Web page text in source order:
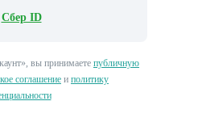
Сбер ID
вы принимаете публичную
соглашение и политику